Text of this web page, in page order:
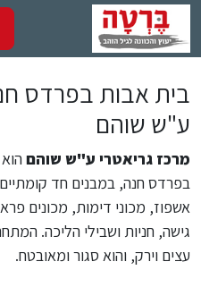
דילוג לתוכן העיקרי
בית אבות בפרדס
ע"ש שוהם
מרכז גריאטרי ע"ש שוהם
בפרדס חנה, במבנים חד
אשפוז, מכוני דימות, מכונים
גישה, חניות ושבילי הליכה.
עצים וירק, והוא סגור ומאובטח.